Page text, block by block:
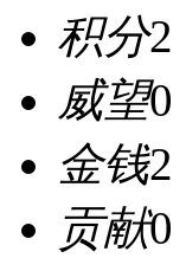
积分2
威望0
金钱2
贡献0